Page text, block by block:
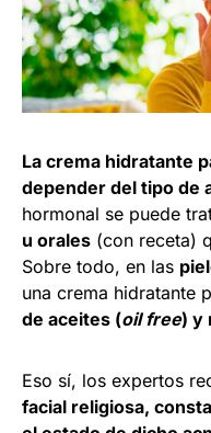
La crema hidratante
depender del tipo de
hormonal se puede
u orales (con receta)
Sobre todo, en las
una crema hidratante
de aceites (oil free) y
Eso sí, los expertos
facial religiosa,